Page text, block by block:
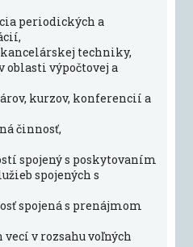
periodických a
kancelárskej techniky,
oblasti výpočtovej a
kurzov, konferencií a
činnosť,
spojený s poskytovaním
spojených s
spojená s prenájmom
vecí v rozsahu voľných